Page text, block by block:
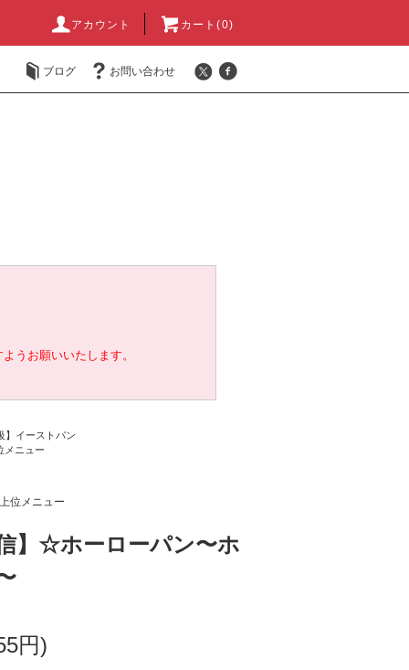
アカウント カート(0)
ブログ お問い合わせ
うお願いいたします。
】イーストパン
メニュー
位メニュー
信】☆ホーローパン〜ホ
円)